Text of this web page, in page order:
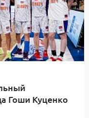
Гоши Куценко